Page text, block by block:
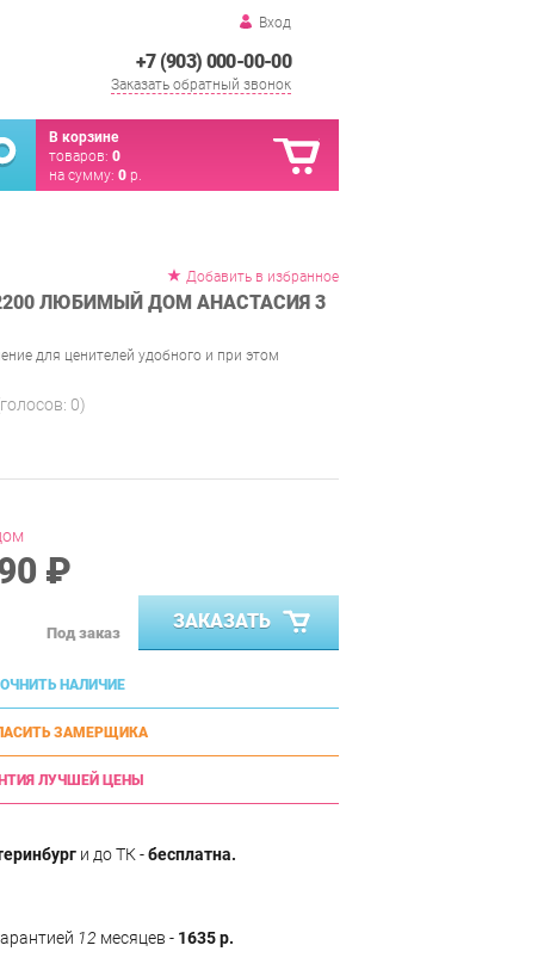
Вход
+7 (903) 000-00-00
Заказать обратный звонок
В корзине
товаров: 0
на сумму: 0 р.
Добавить в избранное
ЛЮБИМЫЙ ДОМ АНАСТАСИЯ 3
для ценителей удобного и при этом
0)
₽
Под заказ
ЗАКАЗАТЬ
НАЛИЧИЕ
ЗАМЕРЩИКА
ЛУЧШЕЙ ЦЕНЫ
и до ТК -бесплатна.
12 месяцев - 1635 р.